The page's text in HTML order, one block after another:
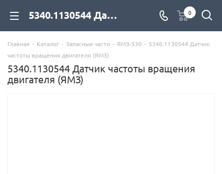
5340.1130544 Датчик частоты вращения двигателя (ЯМЗ) для дизельных двигателей купить со склада с доставкой по цене официального дилера - компания Дизель Экспорт 0
Главная - Каталог - Запасные части - ЯМЗ-530 - 5340.1130544 Датчик
частоты вращения двигателя (ЯМЗ)
5340.1130544 Датчик частоты вращения
двигателя (ЯМЗ)